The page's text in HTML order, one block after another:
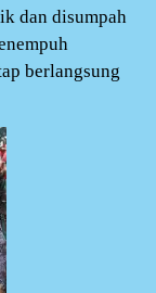
dan disumpah
berlangsung